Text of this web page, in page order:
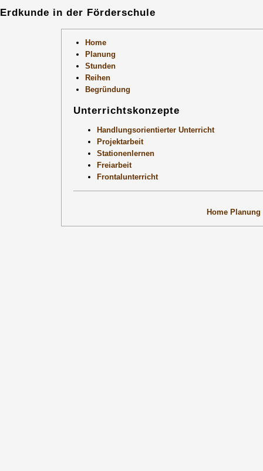
Erdkunde in der Förderschule
Home
Planung
Stunden
Reihen
Begründung
Unterrichtskonzepte
Handlungsorientierter Unterricht
Projektarbeit
Stationenlernen
Freiarbeit
Frontalunterricht
Home Planung